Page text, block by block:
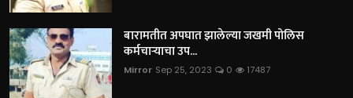
बारामतीत अपघात झालेल्या जखमी पोलिस
कर्मचाऱ्याचा उप...
Mirror Sep 25, 2023 0 17487